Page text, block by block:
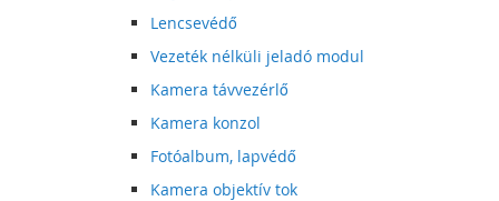
Lencsevédő
Vezeték nélküli jeladó modul
Kamera távvezérlő
Kamera konzol
Fotóalbum, lapvédő
Kamera objektív tok